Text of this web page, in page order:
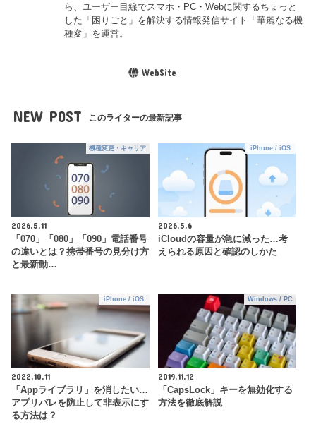
ら、ユーザー目線でスマホ・PC・Webに関するちょっと
した「困りごと」を解決する情報発信サイト「華麗なる機
種変」を運営。
WebSite
NEW POST このライターの最新記事
機種変更・キャリア
2026.5.11
「070」「080」「090」電話番号
の違いとは？携帯番号の見分け方
と最新動…
iPhone / iOS
2026.5.6
iCloudの容量が急に減った…考
えられる原因と確認のしかた
iPhone / iOS
2022.10.11
「Appライブラリ」を消したい…
アプリバレを防止して非表示にす
る方法は？
Windows / PC
2019.11.12
「CapsLock」キーを無効化する
方法を徹底解説